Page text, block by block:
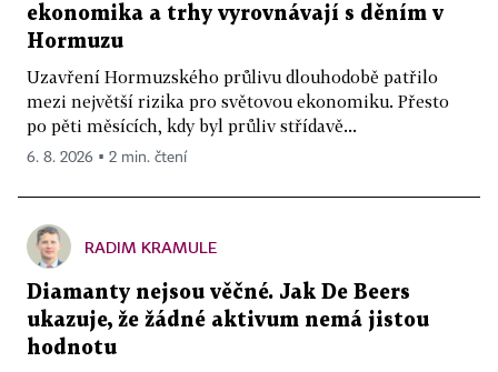
ekonomika a trhy vyrovnávají s děním v
Hormuzu
Uzavření Hormuzského průlivu dlouhodobě patřilo
mezi největší rizika pro světovou ekonomiku. Přesto
po pěti měsících, kdy byl průliv střídavě...
6. 8. 2026 ▪ 2 min. čtení
RADIM KRAMULE
Diamanty nejsou věčné. Jak De Beers
ukazuje, že žádné aktivum nemá jistou
hodnotu